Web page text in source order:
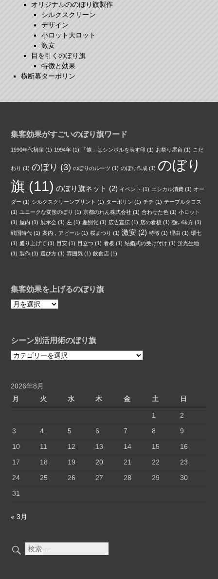
オリジナルののぼり旗製作
シルクスクリーン
デザイン
小ロット大ロット
激安
目を引くのぼり旗
特徴と効果
横断幕ターポリン
集客効果がすごいのぼり旗ワード
1990年代初頭 (1) 1994年 (1) 「旗」はシンボルを表す印 (1) お祭り屋台 (1) こだ
わり (1) のぼり (3) のぼりのルーツ (1) のぼり作成 (1) のぼり
旗 (11) のぼり旗ネット (2) イベント (1) エシカル消費 (1) オー
ダー (1) シルクスクリーンプリント (1) ターポリン (1) チチ (1) テーブルクロス
(1) ユニークな変形のぼり (1) 京都のれん株式会社 (1) 合わせた色 (1) 小ロット
(1) 屋内 (1) 展示会 (1) 左 (1) 差別化 (1) 広告宣伝 (1) 店の看板 (1) 強い味方 (1)
戦国時代 (1) 案内，アピール (1) 桜まつり (1) 激安 (2) 特徴 (1) 理由 (1) 環七
(1) 盛り上げて (1) 目安 (1) 目立つ (1) 看板 (1) 結婚式の受け付け (1) 蛍光生地
(1) 製作 (1) 選び方 (1) 雰囲気 (1) 飲食店 (1)
集客効果を上げるのぼり旗
集
を
上
の
ぼ
シーン別活用術のぼり旗
シ
別
活
り
2026年8月
月
火 水 木 金 土 日
1
2
3
4 5 6 7 8
9
10
11 12 13 14 15
16
17
18 19 20 21 22
23
24
25 26 27 28 29
30
31
« 3月
検
索: